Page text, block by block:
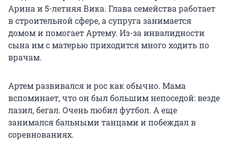
Арина и 5-летняя Вика. Глава семейства работает
в строительной сфере, а супруга занимается
домом и помогает Артему. Из-за инвалидности
сына им с матерью приходится много ходить по
врачам.
Артем развивался и рос как обычно. Мама
вспоминает, что он был большим непоседой: везде
лазил, бегал. Очень любил футбол. А еще
занимался бальными танцами и побеждал в
соревнованиях.